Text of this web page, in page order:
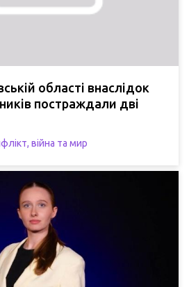
області внаслідок
постраждали дві
війна та мир